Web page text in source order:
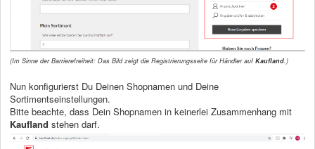
(Im Sinne der Barrierefreiheit: Das Bild zeigt die Registrierungsseite für Händler aufKaufland.)
Nun konfigurierst Du Deinen Shopnamen und Deine
Sortimentseinstellungen.
Bitte beachte, dass Dein Shopnamen in keinerlei Zusammenhang mit
Kaufland stehen darf.